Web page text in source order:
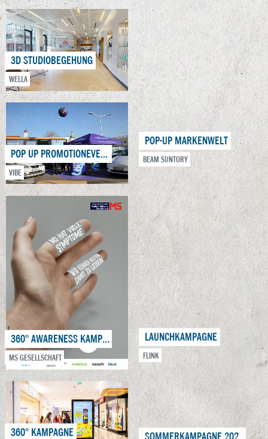
3D STUDIOBEGEHUNG
WELLA
POP UP PROMOTIONEVENT
VIBE
360° AWARENESS KAMPAGNE
MS GESELLSCHAFT
360° KAMPAGNE
POP-UP MARKENWELT
BEAM SUNTORY
LAUNCHKAMPAGNE
FLINK
SOMMERKAMPAGNE 2022